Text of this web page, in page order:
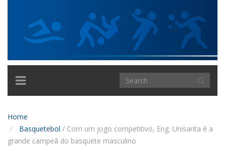
TOGGLE
NAVIGATION
Home
Basquetebol / Com um jogo competitivo, Eng. Unisanta é a
grande campeã do basquete masculino